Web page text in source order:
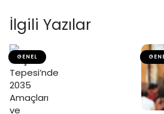
İlgili Yazılar
GENEL